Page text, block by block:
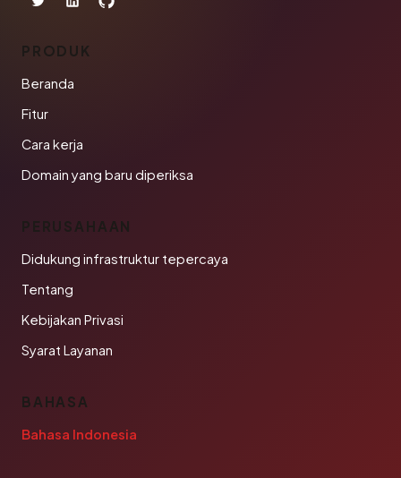
PRODUK
Beranda
Fitur
Cara kerja
Domain yang baru diperiksa
PERUSAHAAN
Didukung infrastruktur tepercaya
Tentang
Kebijakan Privasi
Syarat Layanan
BAHASA
Bahasa Indonesia